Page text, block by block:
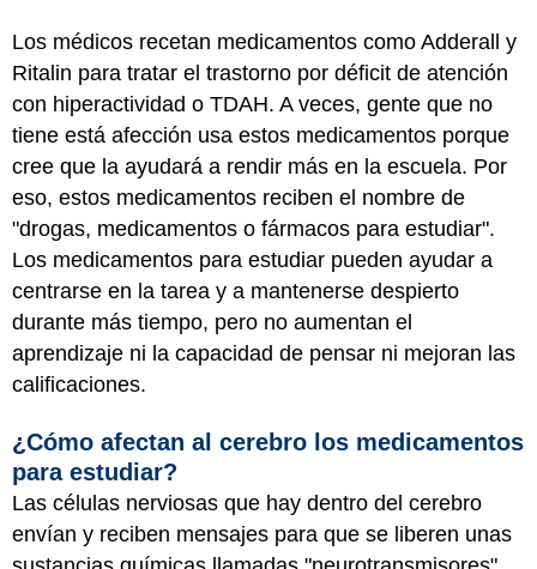
Los médicos recetan medicamentos como Adderall y
Ritalin para tratar el trastorno por déficit de atención
con hiperactividad o TDAH. A veces, gente que no
tiene está afección usa estos medicamentos porque
cree que la ayudará a rendir más en la escuela. Por
eso, estos medicamentos reciben el nombre de
"drogas, medicamentos o fármacos para estudiar".
Los medicamentos para estudiar pueden ayudar a
centrarse en la tarea y a mantenerse despierto
durante más tiempo, pero no aumentan el
aprendizaje ni la capacidad de pensar ni mejoran las
calificaciones.
¿Cómo afectan al cerebro los medicamentos
para estudiar?
Las células nerviosas que hay dentro del cerebro
envían y reciben mensajes para que se liberen unas